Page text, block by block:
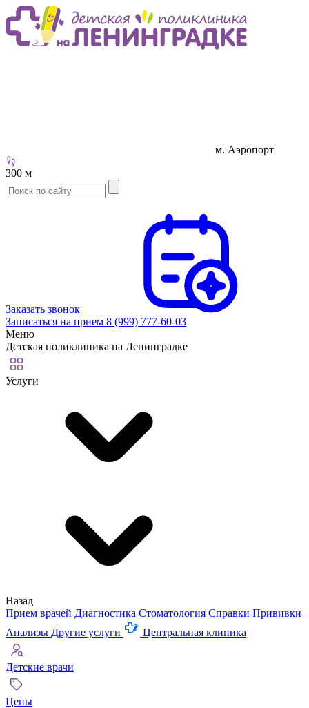
м. Аэропорт
300 м
Заказать звонок
Записаться на прием 8 (999) 777-60-03
Меню
Детская поликлиника на Ленинградке
Услуги
Назад
Прием врачей Диагностика Стоматология Справки Прививки
Анализы Другие услуги Центральная клиника
Детские врачи
Цены